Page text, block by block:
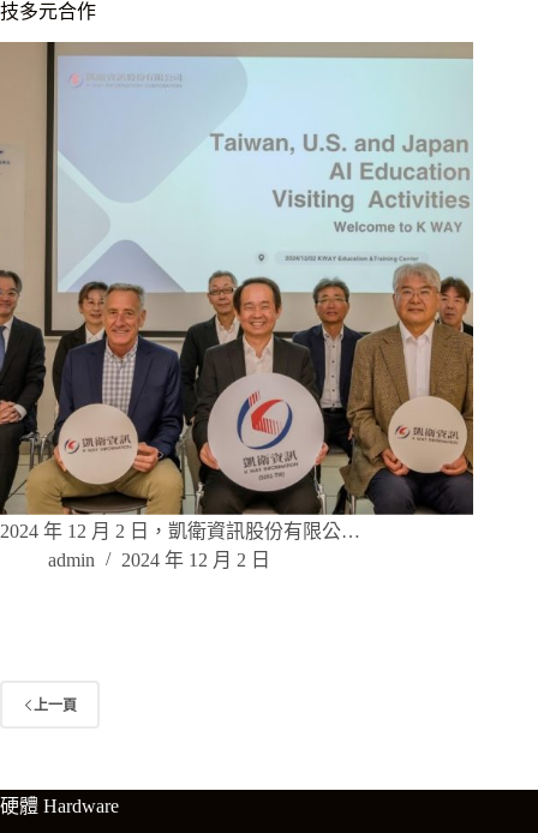
技多元合作
2024 年 12 月 2 日，凱衛資訊股份有限公…
admin
2024 年 12 月 2 日
上一頁
硬體 Hardware